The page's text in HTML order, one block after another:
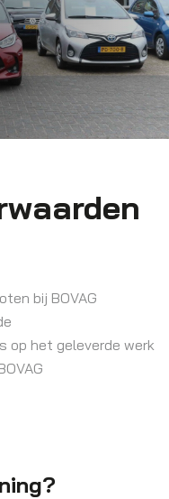
bij BOVAG
op het geleverde werk